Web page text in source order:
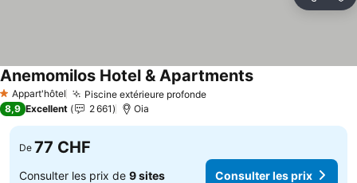
1 Étoiles
Appart'hôtel Piscine extérieure profondeConsulter les prix
Anemomilos Hotel & ApartmentsConsulter les
8,9 Excellent 2 661 Oia
De 77 CHF
Consulter les prix de 9 sites Consulter les prix